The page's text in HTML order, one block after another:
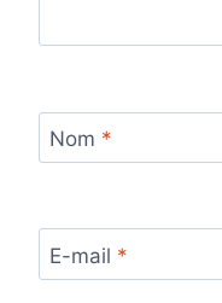
Nom *
E-mail *